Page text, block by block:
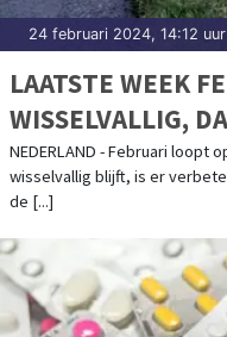
24 februari 2024, 14:12 uur
LAATSTE WEEK
WISSELVALLIG,
VAKER ZON
NEDERLAND - Februari loopt
wisselvallig blijft, is er
de [...]